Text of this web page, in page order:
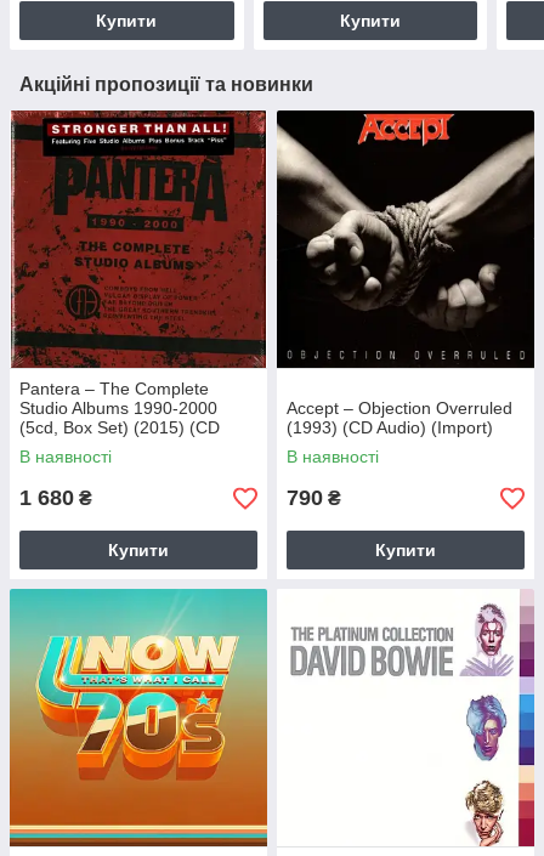
Купити Купити
Акційні пропозиції та новинки
Pantera – The Complete
Studio Albums 1990-2000
(5cd, Box Set) (2015) (CD
Audio) (Import)
В наявності
1 680 ₴
Купити
Accept – Objection Overruled
(1993) (CD Audio) (Import)
В наявності
790 ₴
Купити